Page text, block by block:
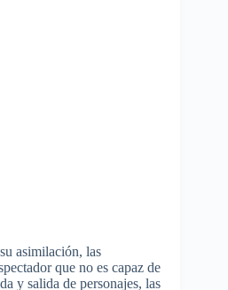
asimilación, las
que no es capaz de
y salida de personajes, las